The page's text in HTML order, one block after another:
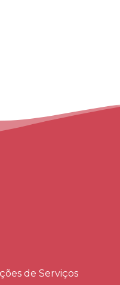
de Serviços​